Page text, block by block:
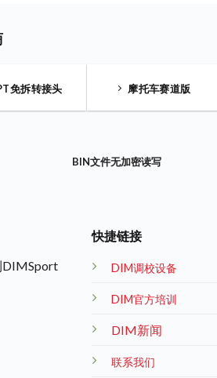
免拆转接头 摩托车赛道版
BIN文件无加密读写
DIMSport
快捷链接
DIM调校设备
DIM官方培训
DIM新闻
联系我们